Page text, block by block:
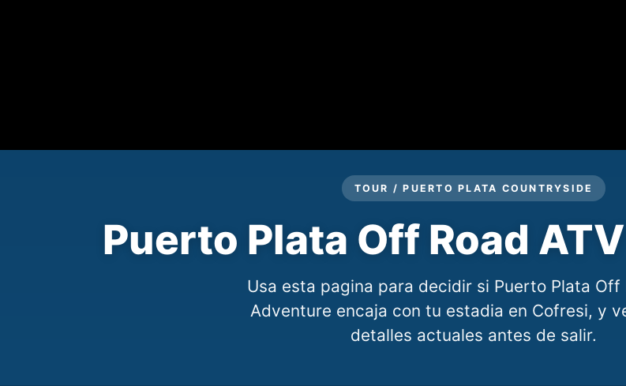
TOUR / PUERTO PLATA COUNTRYSIDE
Puerto Plata Off Road
Usa esta pagina para decidir si Puerto Plata Off
Adventure encaja con tu estadia en Cofresi, y
detalles actuales antes de salir.